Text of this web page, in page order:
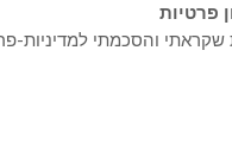
פרטיות
והסכמתי למדיניות-